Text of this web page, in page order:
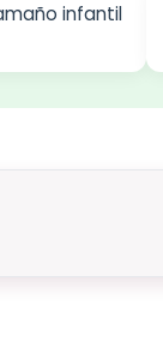
infantil